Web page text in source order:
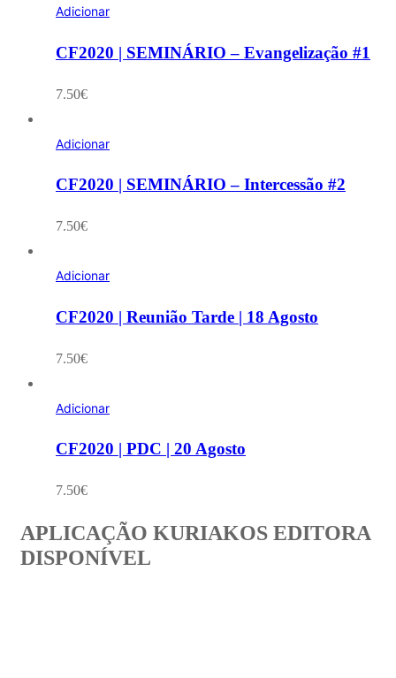
Adicionar
CF2020 | SEMINÁRIO – Evangelização #1
7.50€
Adicionar
CF2020 | SEMINÁRIO – Intercessão #2
7.50€
Adicionar
CF2020 | Reunião Tarde | 18 Agosto
7.50€
Adicionar
CF2020 | PDC | 20 Agosto
7.50€
APLICAÇÃO KURIAKOS EDITORA
DISPONÍVEL